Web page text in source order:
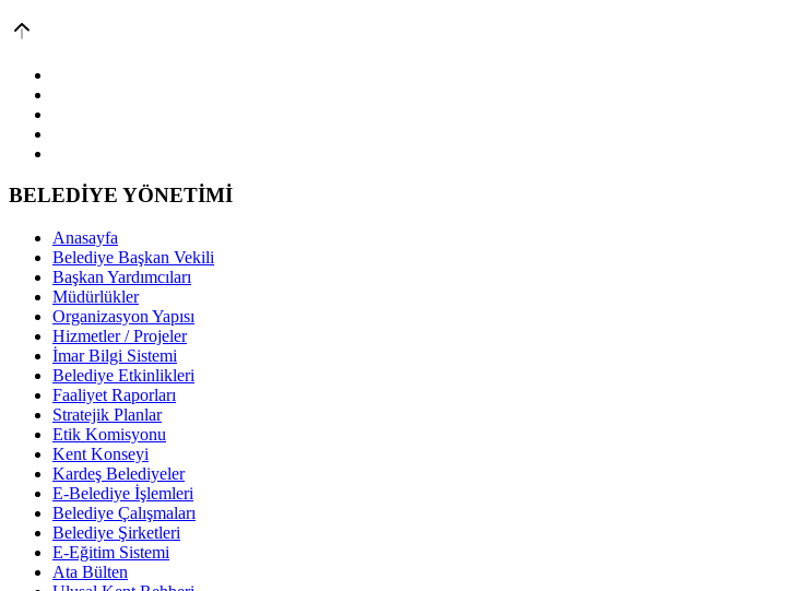
BELEDİYE YÖNETİMİ
Anasayfa
Belediye Başkan Vekili
Başkan Yardımcıları
Müdürlükler
Organizasyon Yapısı
Hizmetler / Projeler
İmar Bilgi Sistemi
Belediye Etkinlikleri
Faaliyet Raporları
Stratejik Planlar
Etik Komisyonu
Kent Konseyi
Kardeş Belediyeler
E-Belediye İşlemleri
Belediye Çalışmaları
Belediye Şirketleri
E-Eğitim Sistemi
Ata Bülten